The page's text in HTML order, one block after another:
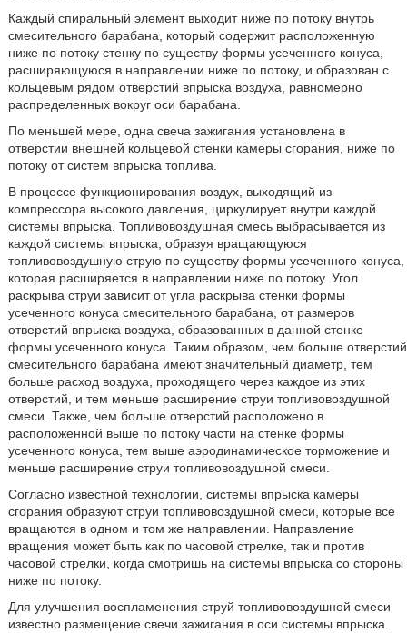
Каждый спиральный элемент выходит ниже по потоку внутрь
смесительного барабана, который содержит расположенную
ниже по потоку стенку по существу формы усеченного конуса,
расширяющуюся в направлении ниже по потоку, и образован с
кольцевым рядом отверстий впрыска воздуха, равномерно
распределенных вокруг оси барабана.
По меньшей мере, одна свеча зажигания установлена в
отверстии внешней кольцевой стенки камеры сгорания, ниже по
потоку от систем впрыска топлива.
В процессе функционирования воздух, выходящий из
компрессора высокого давления, циркулирует внутри каждой
системы впрыска. Топливовоздушная смесь выбрасывается из
каждой системы впрыска, образуя вращающуюся
топливовоздушную струю по существу формы усеченного конуса,
которая расширяется в направлении ниже по потоку. Угол
раскрыва струи зависит от угла раскрыва стенки формы
усеченного конуса смесительного барабана, от размеров
отверстий впрыска воздуха, образованных в данной стенке
формы усеченного конуса. Таким образом, чем больше отверстий
смесительного барабана имеют значительный диаметр, тем
больше расход воздуха, проходящего через каждое из этих
отверстий, и тем меньше расширение струи топливовоздушной
смеси. Также, чем больше отверстий расположено в
расположенной выше по потоку части на стенке формы
усеченного конуса, тем выше аэродинамическое торможение и
меньше расширение струи топливовоздушной смеси.
Согласно известной технологии, системы впрыска камеры
сгорания образуют струи топливовоздушной смеси, которые все
вращаются в одном и том же направлении. Направление
вращения может быть как по часовой стрелке, так и против
часовой стрелки, когда смотришь на системы впрыска со стороны
ниже по потоку.
Для улучшения воспламенения струй топливовоздушной смеси
известно размещение свечи зажигания в оси системы впрыска.